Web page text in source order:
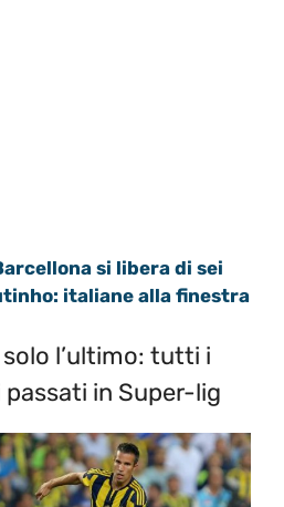
si libera di sei
italiane alla finestra
l’ultimo: tutti i
in Super-lig